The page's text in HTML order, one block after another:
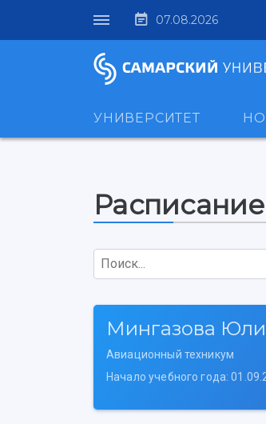
07.08.2026
УНИВЕРСИТЕТ
Поиск...
Мингазова
Авиационный техникум
Начало учебного года: